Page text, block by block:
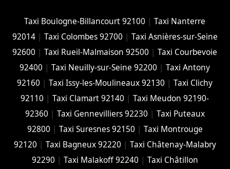
Taxi Boulogne-Billancourt 92100 |Taxi Nanterre
92014| Taxi Colombes 92700 | Taxi Asnières-sur-Seine
92600 |Taxi Rueil-Malmaison 92500 |Taxi Courbevoie
92400 |Taxi Neuilly-sur-Seine 92200 |Taxi Antony
92160 |Taxi Issy-les-Moulineaux 92130 |Taxi Clichy
92110 |Taxi Clamart 92140 |Taxi Meudon 92190-
92360 | Taxi Gennevilliers 92230 | Taxi Puteaux
92800 | Taxi Suresnes 92150 | Taxi Montrouge
92120 | Taxi Bagneux 92220 | Taxi Châtenay-Malabry
92290 | Taxi Malakoff 92240 | Taxi Châtillon